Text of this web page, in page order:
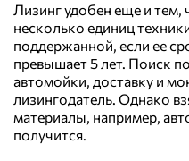
Лизинг удобен еще и
несколько единиц
поддержанной, если ее
превышает 5 лет. Поиск
автомойки, доставку и
лизингодатель. Однако
материалы, например,
получится.